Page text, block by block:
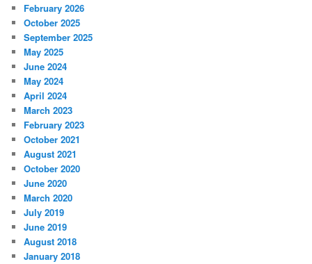
February 2026
October 2025
September 2025
May 2025
June 2024
May 2024
April 2024
March 2023
February 2023
October 2021
August 2021
October 2020
June 2020
March 2020
July 2019
June 2019
August 2018
January 2018